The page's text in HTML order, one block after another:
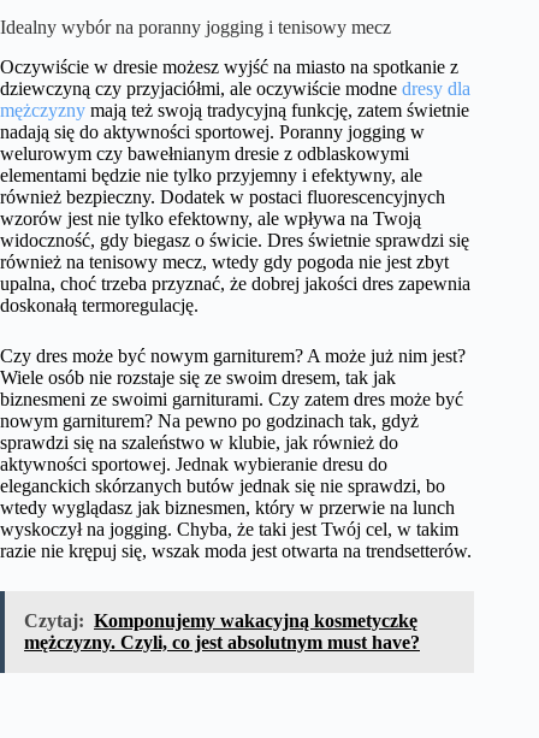
Idealny wybór na poranny jogging i tenisowy mecz
Oczywiście w dresie możesz wyjść na miasto na spotkanie z
dziewczyną czy przyjaciółmi, ale oczywiście modne dresy dla
mężczyzny mają też swoją tradycyjną funkcję, zatem świetnie
nadają się do aktywności sportowej. Poranny jogging w
welurowym czy bawełnianym dresie z odblaskowymi
elementami będzie nie tylko przyjemny i efektywny, ale
również bezpieczny. Dodatek w postaci fluorescencyjnych
wzorów jest nie tylko efektowny, ale wpływa na Twoją
widoczność, gdy biegasz o świcie. Dres świetnie sprawdzi się
również na tenisowy mecz, wtedy gdy pogoda nie jest zbyt
upalna, choć trzeba przyznać, że dobrej jakości dres zapewnia
doskonałą termoregulację.
Czy dres może być nowym garniturem? A może już nim jest?
Wiele osób nie rozstaje się ze swoim dresem, tak jak
biznesmeni ze swoimi garniturami. Czy zatem dres może być
nowym garniturem? Na pewno po godzinach tak, gdyż
sprawdzi się na szaleństwo w klubie, jak również do
aktywności sportowej. Jednak wybieranie dresu do
eleganckich skórzanych butów jednak się nie sprawdzi, bo
wtedy wyglądasz jak biznesmen, który w przerwie na lunch
wyskoczył na jogging. Chyba, że taki jest Twój cel, w takim
razie nie krępuj się, wszak moda jest otwarta na trendsetterów.
Czytaj: Komponujemy wakacyjną kosmetyczkę
mężczyzny. Czyli, co jest absolutnym must have?